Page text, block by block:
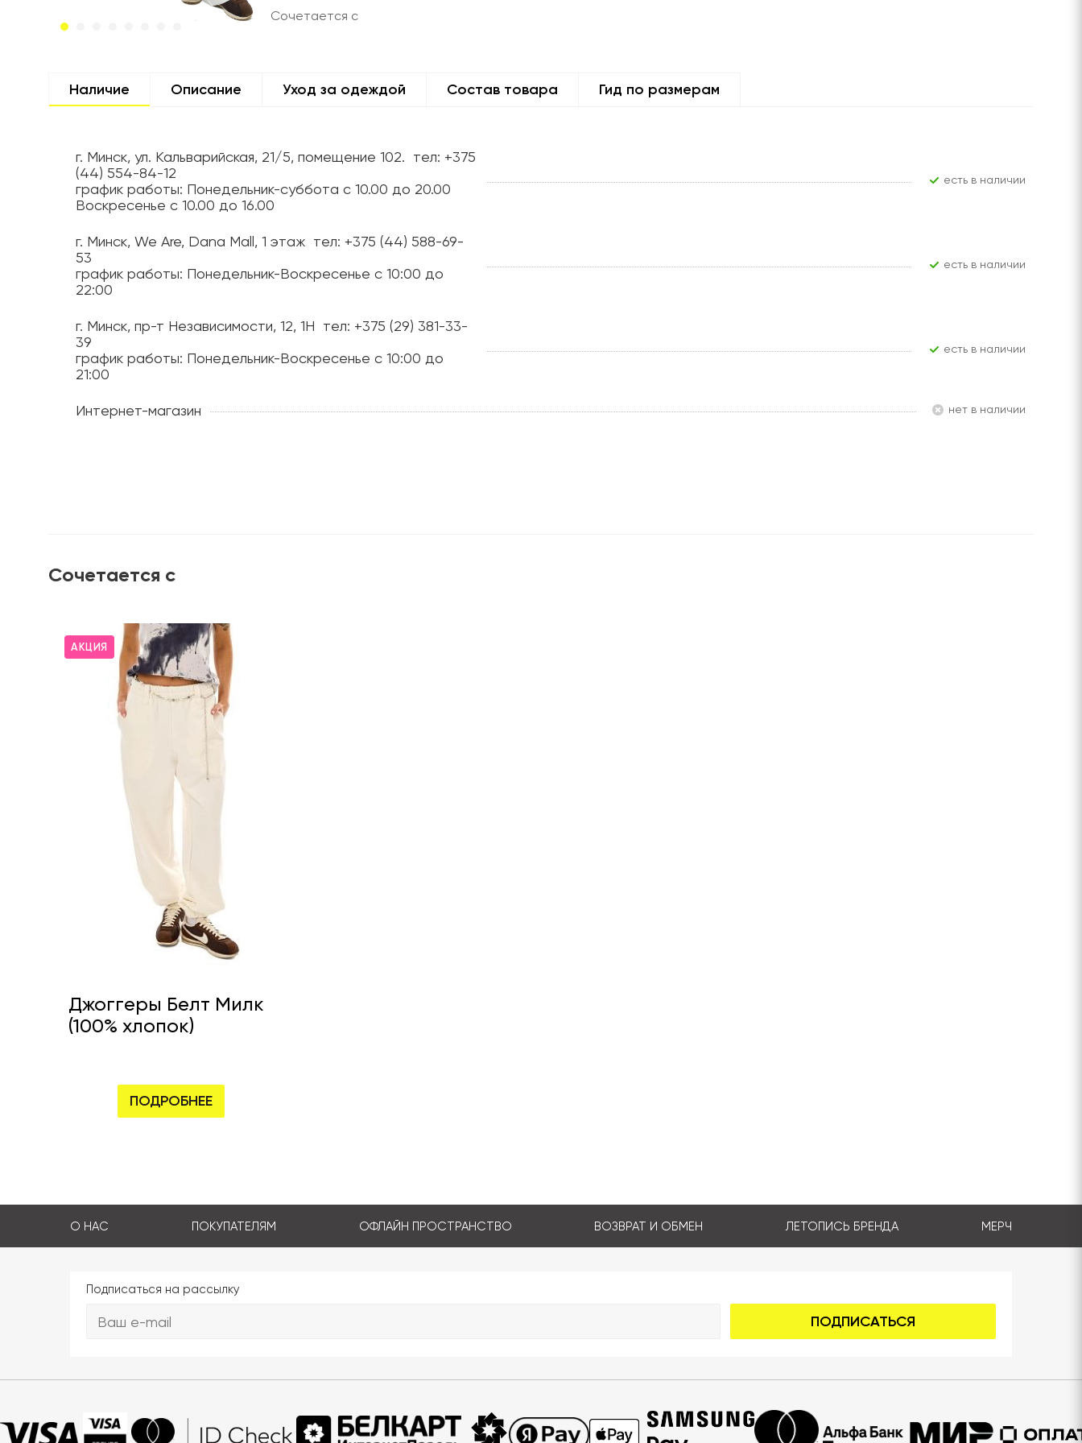
Сочетается с
Наличие Описание Уход за одеждой Состав товара Гид по размерам
г. Минск, ул. Кальварийская, 21/5, помещение 102. тел: +375
(44) 554-84-12
график работы: Понедельник-суббота с 10.00 до 20.00
Воскресенье с 10.00 до 16.00
Есть в наличии
г. Минск, We Are, Dana Mall, 1 этаж тел: +375 (44) 588-69-
53
график работы: Понедельник-Воскресенье с 10:00 до
22:00
Есть в наличии
г. Минск, пр-т Независимости, 12, 1H тел: +375 (29) 381-33-
39
график работы: Понедельник-Воскресенье с 10:00 до
21:00
Есть в наличии
Интернет-магазин Нет в наличии
Сочетается с
АКЦИЯ
Джоггеры Белт Милк
(100% хлопок)
ПОДРОБНЕЕ
О НАС ПОКУПАТЕЛЯМ ОФЛАЙН ПРОСТРАНСТВО ВОЗВРАТ И ОБМЕН ЛЕТОПИСЬ БРЕНДА МЕРЧ
Подписаться на рассылку
ПОДПИСАТЬСЯ